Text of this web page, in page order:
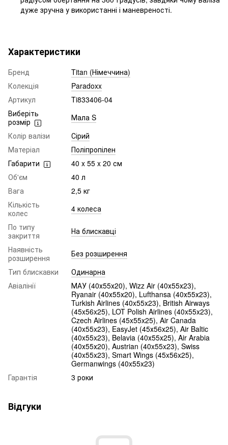
дуже зручна у використанні і маневреності.
Характеристики
Бренд
Titan (Німеччина)
Колекція
Paradoxx
Артикул
Ti833406-04
Виберіть
розмір
Мала S
Колір валізи
Сірий
Матеріал
Поліпропілен
Габарити
40 x 55 x 20 см
Об'єм
40 л
Вага
2,5 кг
Кількість
колес
4 колеса
По типу
закриття
На блискавці
Наявність
розширення
Без розширення
Тип блискавки
Одинарна
Авіалінії
МАУ (40х55х20), Wizz Air (40х55х23),
Ryanair (40х55х20), Lufthansa (40х55х23),
Turkish Airlines (40x55x23), British Airways
(45x56x25), LOT Polish Airlines (40x55x23),
Czech Airlines (45x55x25), Air Canada
(40x55x23), EasyJet (45х56х25), Air Baltic
(40x55x23), Belavia (40х55х25), Air Arabia
(40х55х20), Austrian (40x55x23), Swiss
(40x55x23), Smart Wings (45x56x25),
Germanwings (40x55x23)
Гарантія
3 роки
Відгуки